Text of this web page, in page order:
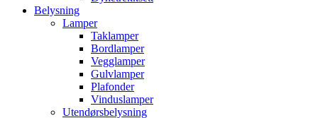
Belysning
Lamper
Taklamper
Bordlamper
Vegglamper
Gulvlamper
Plafonder
Vinduslamper
Utendørsbelysning